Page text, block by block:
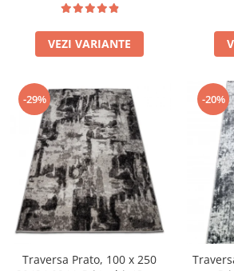
VEZI VARIANTE
-29%
Traversa Prato, 100 x 250
-20%